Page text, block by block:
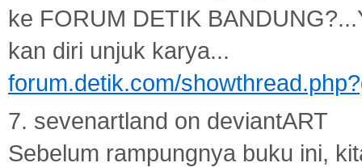
ke FORUM DETIK
kan diri unjuk karya...
forum.detik.com/
7. sevenartland on deviantART
Sebelum rampungnya buku ini,